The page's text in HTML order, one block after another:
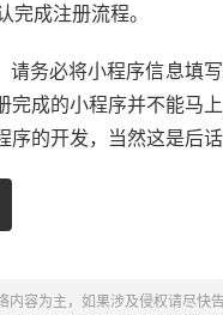
成注册流程。
务必将小程序信息填写
成的小程序并不能马
的开发，当然这是后话
容为主，如果涉及侵权请尽快